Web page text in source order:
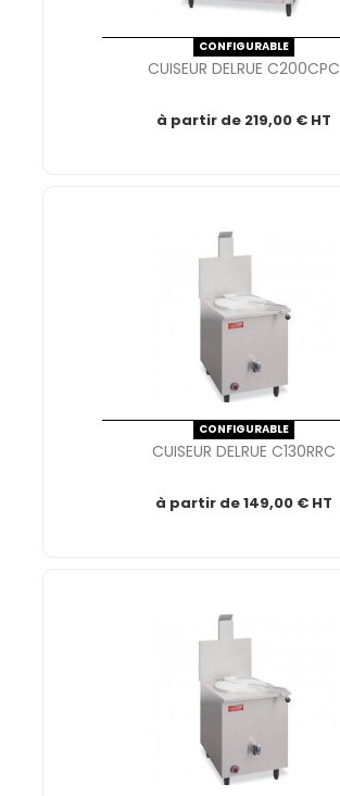
CONFIGURABLE
CUISEUR DELRUE C200CPC
à partir de 219,00 € HT
CONFIGURABLE
CUISEUR DELRUE C130RRC
à partir de149,00 € HT